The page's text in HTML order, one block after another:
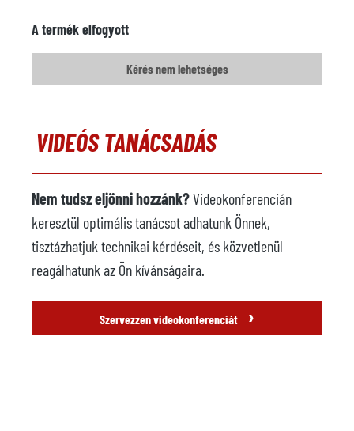
A termék elfogyott
Kérés nem lehetséges
VIDEÓS TANÁCSADÁS
Nem tudsz eljönni hozzánk?Videokonferencián
keresztül optimális tanácsot adhatunk Önnek,
tisztázhatjuk technikai kérdéseit, és közvetlenül
reagálhatunk az Ön kívánságaira.
Szervezzen videokonferenciát ›